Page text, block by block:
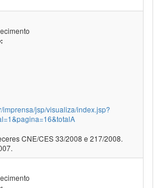
imprensa/jsp/visualiza/index.jsp?
CNE/CES 33/2008 e 217/2008.